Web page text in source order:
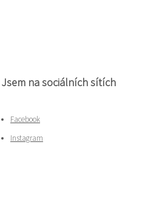
Jsem na sociálních sítích
Facebook
Instagram